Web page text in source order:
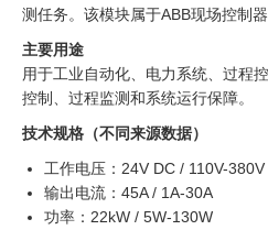
测任务。该模块属于ABB现场控制器
主要用途
用于工业自动化、电力系统、过程
控制、过程监测和系统运行保障。
技术规格（不同来源数据）
工作电压：24V DC / 110V-
输出电流：45A / 1A-30A
功率：22kW / 5W-130W